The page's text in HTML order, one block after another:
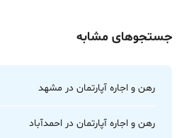
جستجوهای مشابه
رهن و اجاره آپارتمان در مشهد
رهن و اجاره آپارتمان در احمدآباد